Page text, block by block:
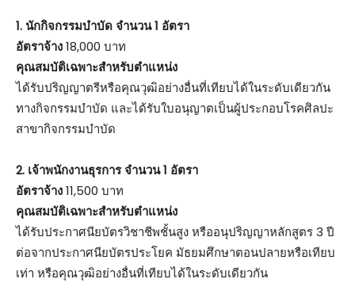
1. นักกิจกรรมบำบัด จำนวน 1 อัตรา
อัตราจ้าง18,000 บาท
คุณสมบัติเฉพาะสำหรับตำแหน่ง
ได้รับปริญญาตรีหรือคุณวุฒิอย่างอื่นที่เทียบได้ในระดับเดียวกัน
ทางกิจกรรมบำบัด และได้รับใบอนุญาตเป็นผู้ประกอบโรคศิลปะ
สาขากิจกรรมบำบัด
2. เจ้าพนักงานธุรการ จำนวน 1 อัตรา
อัตราจ้าง11,500 บาท
คุณสมบัติเฉพาะสำหรับตำแหน่ง
ได้รับประกาศนียบัตรวิชาชีพชั้นสูง หรืออนุปริญญาหลักสูตร 3 ปี
ต่อจากประกาศนียบัตรประโยค มัธยมศึกษาตอนปลายหรือเทียบ
เท่า หรือคุณวุฒิอย่างอื่นที่เทียบได้ในระดับเดียวกัน